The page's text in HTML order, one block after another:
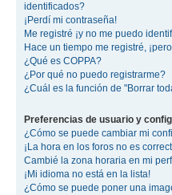
identificados?
¡Perdí mi contraseña!
Me registré ¡y no me puedo
Hace un tiempo me registré,
¿Qué es COPPA?
¿Por qué no puedo registrarme?
¿Cuál es la función de "Borrar
Preferencias de usuario y
¿Cómo se puede cambiar mi
¡La hora en los foros no es
Cambié la zona horaria en mi
¡Mi idioma no está en la lista!
¿Cómo se puede poner una